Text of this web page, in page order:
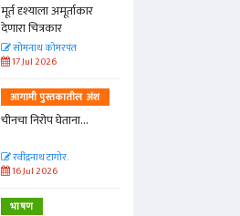
मूर्त दृश्याला अमूर्ताकार
देणारा चित्रकार
सोमनाथ कोमरपंत
17 Jul 2026
आगामी पुस्तकातील अंश
चीनचा निरोप घेताना...
रवींद्रनाथ टागोर.
16 Jul 2026
भाषण